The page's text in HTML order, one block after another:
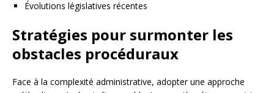
Évolutions législatives récentes
Stratégies pour surmonter les
obstacles procéduraux
Face à la complexité administrative, adopter une approche